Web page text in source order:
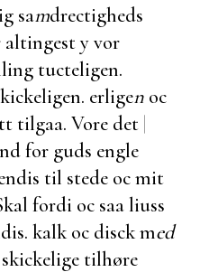
samdrectigheds
altingest y vor
tucteligen.
erligen oc
tilgaa. Vore det |
for guds engle
til stede oc mit
fordi oc saa liuss
kalk oc disck med
tilhøre